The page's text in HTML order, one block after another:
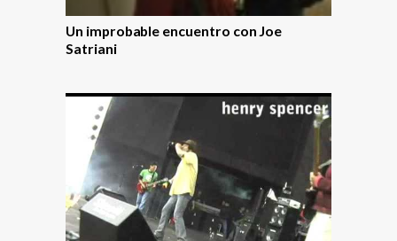
Un improbable encuentro con Joe
Satriani